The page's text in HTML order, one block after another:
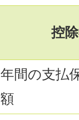
控
年間の支払
額